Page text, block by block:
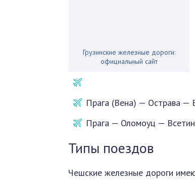
Грузинские железные дороги:
официальный сайт
Прага (Вена) — Острава —
Прага — Оломоуц —
Типы поездов
Чешские железные дороги